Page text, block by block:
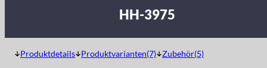
HH-3975
Produktdetails Produktvarianten(7) Zubehör(5)